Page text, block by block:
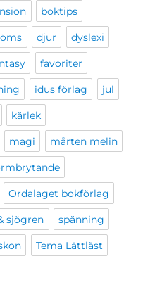
boktips
djur dyslexi
favoriter
idus förlag jul
kärlek
magi mårten melin
Ordalaget bokförlag
sjögren spänning
Tema Lättläst